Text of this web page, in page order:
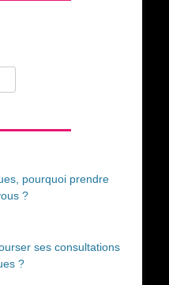
pourquoi prendre
?
ses consultations
?